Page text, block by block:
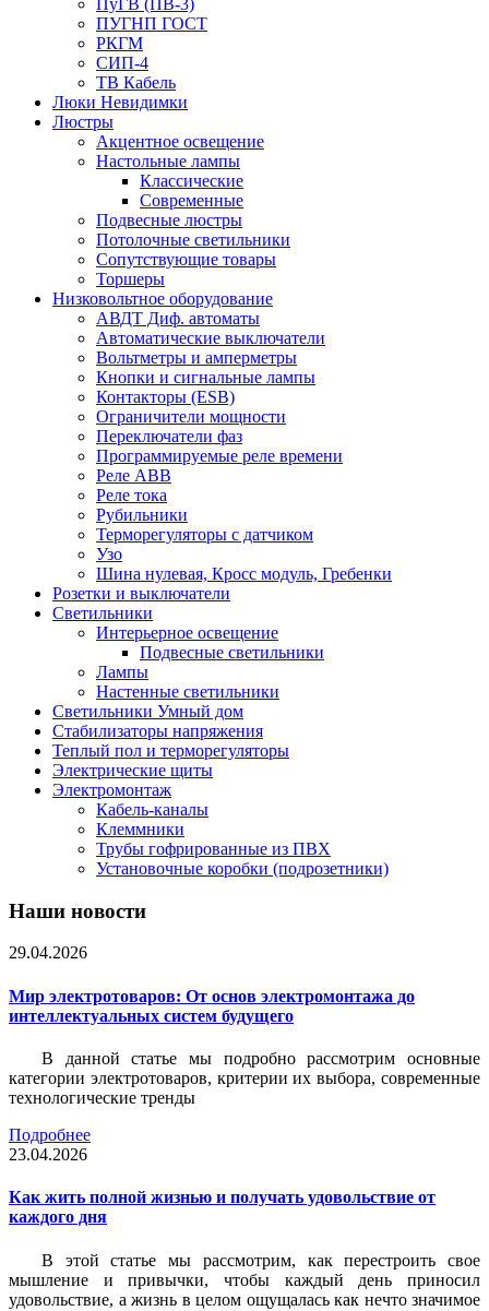
ПуГВ (ПВ-3)
ПУГНП ГОСТ
РКГМ
СИП-4
ТВ Кабель
Люки Невидимки
Люстры
Акцентное освещение
Настольные лампы
Классические
Современные
Подвесные люстры
Потолочные светильники
Сопутствующие товары
Торшеры
Низковольтное оборудование
АВДT Диф. автоматы
Автоматические выключатели
Вольтметры и амперметры
Кнопки и сигнальные лампы
Контакторы (ESB)
Ограничители мощности
Переключатели фаз
Программируемые реле времени
Реле ABB
Реле тока
Рубильники
Терморегуляторы с датчиком
Узо
Шина нулевая, Кросс модуль, Гребенки
Розетки и выключатели
Светильники
Интерьерное освещение
Подвесные светильники
Лампы
Настенные светильники
Светильники Умный дом
Стабилизаторы напряжения
Теплый пол и терморегуляторы
Электрические щиты
Электромонтаж
Кабель-каналы
Клеммники
Трубы гофрированные из ПВХ
Установочные коробки (подрозетники)
Наши новости
29.04.2026
Мир электротоваров: От основ электромонтажа до
интеллектуальных систем будущего
В данной статье мы подробно рассмотрим основные
категории электротоваров, критерии их выбора, современные
технологические тренды
Подробнее
23.04.2026
Как жить полной жизнью и получать удовольствие от
каждого дня
В этой статье мы рассмотрим, как перестроить свое
мышление и привычки, чтобы каждый день приносил
удовольствие, а жизнь в целом ощущалась как нечто значимое